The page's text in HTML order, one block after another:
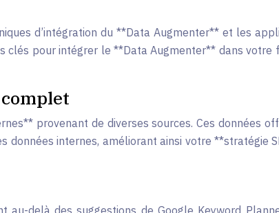
d’intégration du **Data Augmenter** et les
clés pour intégrer le **Data Augmenter** dans
provenant de diverses sources. Ces données
internes, améliorant ainsi votre **stratégie
delà des suggestions de Google Keyword